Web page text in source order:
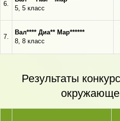
6.
5, 5 класс
7.
Вал**** Диа** Мар******
8, 8 класс
Результаты